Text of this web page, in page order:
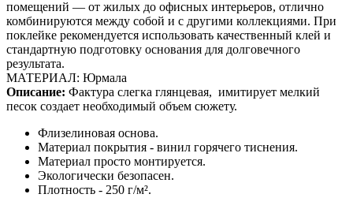
помещений — от жилых до офисных интерьеров, отлично
комбинируются между собой и с другими коллекциями. При
поклейке рекомендуется использовать качественный клей и
стандартную подготовку основания для долговечного
результата.
МАТЕРИАЛ: Юрмала
Описание: Фактура слегка глянцевая, имитирует мелкий
песок создает необходимый объем сюжету.
Флизелиновая основа.
Материал покрытия - винил горячего тиснения.
Материал просто монтируется.
Экологически безопасен.
Плотность - 250 г/м².